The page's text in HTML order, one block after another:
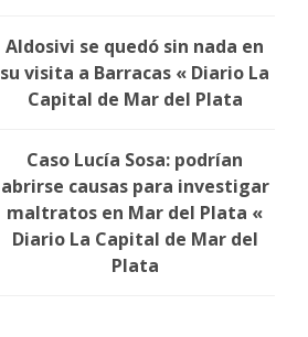
Aldosivi se quedó sin nada en
su visita a Barracas « Diario La
Capital de Mar del Plata
Caso Lucía Sosa: podrían
abrirse causas para investigar
maltratos en Mar del Plata «
Diario La Capital de Mar del
Plata